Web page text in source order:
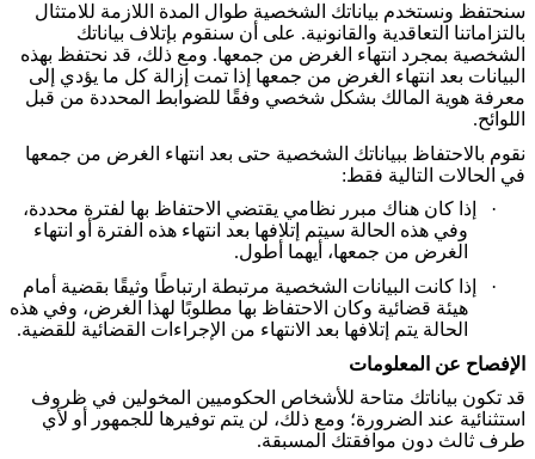
سنحتفظ ونستخدم بياناتك الشخصية طوال المدة اللازمة للامتثال
بالتزاماتنا التعاقدية والقانونية. على أن سنقوم بإتلاف بياناتك
الشخصية بمجرد انتهاء الغرض من جمعها. ومع ذلك، قد نحتفظ بهذه
البيانات بعد انتهاء الغرض من جمعها إذا تمت إزالة كل ما يؤدي إلى
معرفة هوية المالك بشكل شخصي وفقًا للضوابط المحددة من قبل
اللوائح.
نقوم بالاحتفاظ ببياناتك الشخصية حتى بعد انتهاء الغرض من جمعها
في الحالات التالية فقط:
·
إذا كان هناك مبرر نظامي يقتضي الاحتفاظ بها لفترة محددة،
وفي هذه الحالة سيتم إتلافها بعد انتهاء هذه الفترة أو انتهاء
الغرض من جمعها، أيهما أطول.
·
إذا كانت البيانات الشخصية مرتبطة ارتباطًا وثيقًا بقضية أمام
هيئة قضائية وكان الاحتفاظ بها مطلوبًا لهذا الغرض، وفي هذه
الحالة يتم إتلافها بعد الانتهاء من الإجراءات القضائية للقضية.
الإفصاح عن المعلومات
قد تكون بياناتك متاحة للأشخاص الحكوميين المخولين في ظروف
استثنائية عند الضرورة؛ ومع ذلك، لن يتم توفيرها للجمهور أو لأي
طرف ثالث دون موافقتك المسبقة.